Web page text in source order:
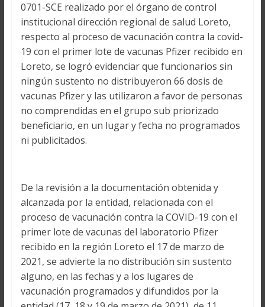
0701-SCE realizado por el órgano de control
institucional dirección regional de salud Loreto,
respecto al proceso de vacunación contra la covid-
19 con el primer lote de vacunas Pfizer recibido en
Loreto, se logró evidenciar que funcionarios sin
ningún sustento no distribuyeron 66 dosis de
vacunas Pfizer y las utilizaron a favor de personas
no comprendidas en el grupo sub priorizado
beneficiario, en un lugar y fecha no programados
ni publicitados.
De la revisión a la documentación obtenida y
alcanzada por la entidad, relacionada con el
proceso de vacunación contra la COVID-19 con el
primer lote de vacunas del laboratorio Pfizer
recibido en la región Loreto el 17 de marzo de
2021, se advierte la no distribución sin sustento
alguno, en las fechas y a los lugares de
vacunación programados y difundidos por la